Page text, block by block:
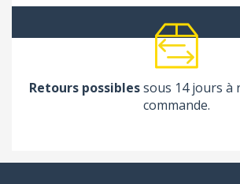
Retours possiblessous 14 jours à
commande.